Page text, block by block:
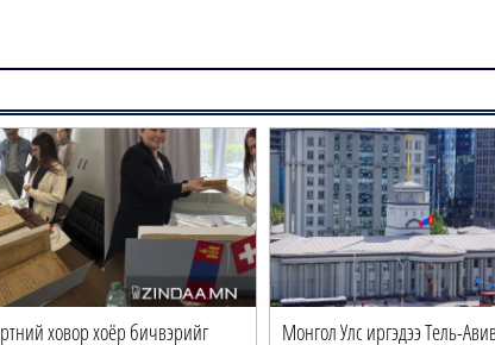
ховор хоёр бичвэрийг Монгол Улс иргэдээ Тель-